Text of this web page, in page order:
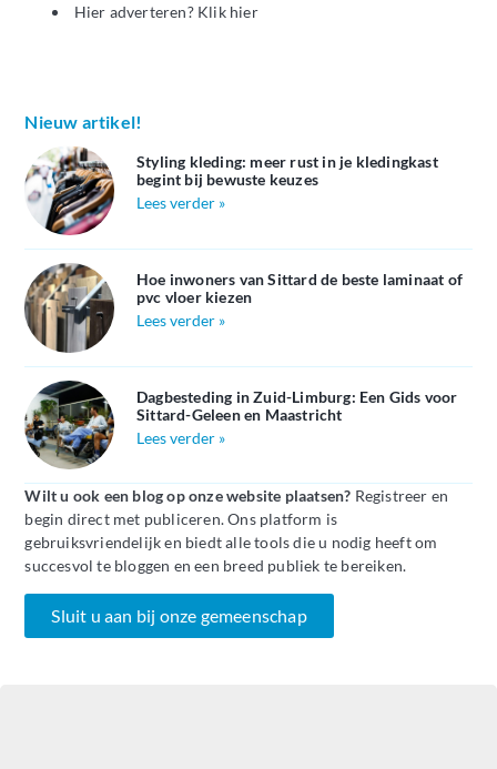
Hier adverteren? Klik hier
Nieuw artikel!
Styling kleding: meer rust in je kledingkast
begint bij bewuste keuzes
Lees verder »
Hoe inwoners van Sittard de beste laminaat of
pvc vloer kiezen
Lees verder »
Dagbesteding in Zuid-Limburg: Een Gids voor
Sittard-Geleen en Maastricht
Lees verder »
Wilt u ook een blog op onze website plaatsen? Registreer en
begin direct met publiceren. Ons platform is
gebruiksvriendelijk en biedt alle tools die u nodig heeft om
succesvol te bloggen en een breed publiek te bereiken.
Sluit u aan bij onze gemeenschap